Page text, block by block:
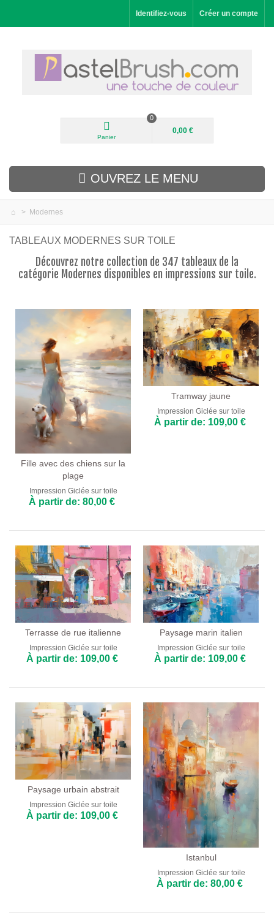
Identifiez-vous Créer un compte
Panier
0
0,00 €
OUVREZ LE MENU
Fleurs
Abstraits
Modernes
Décoratifs
Par Pièce
> Modernes
TABLEAUX MODERNES SUR TOILE
Découvrez notre collection de 347 tableaux de la
catégorie Modernes disponibles en impressions sur toile.
Fille avec des chiens sur la
plage
Impression Giclée sur toile
À partir de: 80,00 €
Tramway jaune
Impression Giclée sur toile
À partir de: 109,00 €
Terrasse de rue italienne
Impression Giclée sur toile
À partir de: 109,00 €
Paysage marin italien
Impression Giclée sur toile
À partir de: 109,00 €
Paysage urbain abstrait
Impression Giclée sur toile
À partir de: 109,00 €
Istanbul
Impression Giclée sur toile
À partir de: 80,00 €